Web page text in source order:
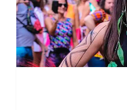
brasileira
em
meio
à
folia